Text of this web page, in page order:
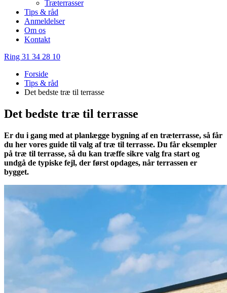
Træterrasser
Tips & råd
Anmeldelser
Om os
Kontakt
Ring 31 34 28 10
Forside
Tips & råd
Det bedste træ til terrasse
Det bedste træ til terrasse
Er du i gang med at planlægge bygning af en træterrasse, så får
du her vores guide til valg af træ til terrasse. Du får eksempler
på træ til terrasse, så du kan træffe sikre valg fra start og
undgå de typiske fejl, der først opdages, når terrassen er
bygget.